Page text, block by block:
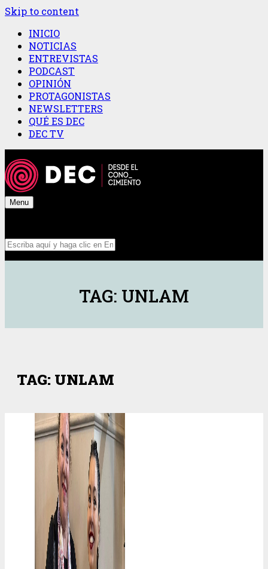
Skip to content
INICIO
NOTICIAS
ENTREVISTAS
PODCAST
OPINIÓN
PROTAGONISTAS
NEWSLETTERS
QUÉ ES DEC
DEC TV
Menu
TAG: UNLAM
TAG: UNLAM